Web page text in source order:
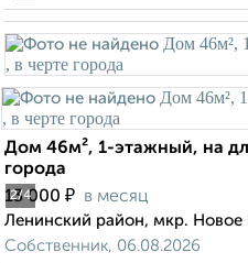
2/4
Дом 46м², 1-этажный, на
города
13 000 ₽ в месяц
Ленинский район, мкр. Новое
Собственник, 06.08.2026